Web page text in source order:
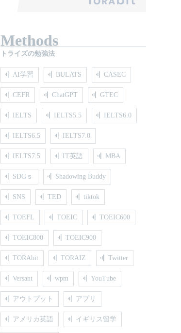
Methods
トライズの勉強法
AI学習 BULATS CASEC
CEFR ChatGPT GTEC
IELTS IELTS5.5 IELTS6.0
IELTS6.5 IELTS7.0
IELTS7.5 IT英語 MBA
SDGｓ Shadowing Buddy
SNS TED tiktok
TOEFL TOEIC TOEIC600
TOEIC800 TOEIC900
TORAbit TORAIZ Twitter
Versant wpm YouTube
アウトプット アプリ
アメリカ英語 イギリス留学